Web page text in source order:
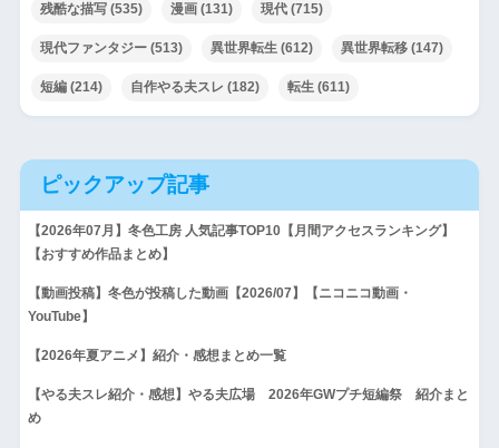
残酷な描写(535) 漫画(131) 現代(715)
現代ファンタジー(513) 異世界転生(612) 異世界転移(147)
短編(214) 自作やる夫スレ (182) 転生(611)
ピックアップ記事
【2026年07月】冬色工房 人気記事TOP10【月間アクセスランキング】
【おすすめ作品まとめ】
【動画投稿】冬色が投稿した動画【2026/07】【ニコニコ動画・
YouTube】
【2026年夏アニメ】紹介・感想まとめ一覧
【やる夫スレ紹介・感想】やる夫広場 2026年GWプチ短編祭 紹介まと
め